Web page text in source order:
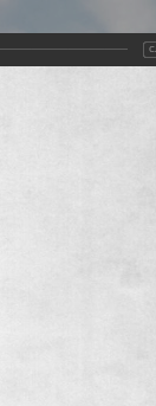
благословлению